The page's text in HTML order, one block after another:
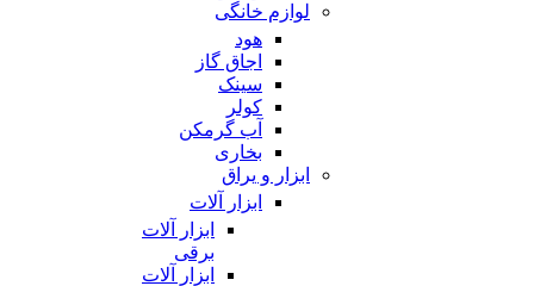
لوازم خانگی
هود
اجاق گاز
سینک
کولر
آب گرمکن
بخاری
ابزار و یراق
ابزار آلات
ابزار آلات
برقی
ابزار آلات